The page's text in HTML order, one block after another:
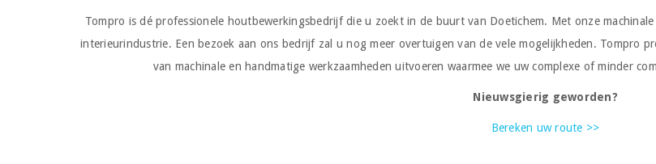
Tompro is dé professionele houtbewerkingsbedrijf die u zoekt in de buurt van Doetichem. Met onze
interieurindustrie. Een bezoek aan ons bedrijf zal u nog meer overtuigen van de vele mogelijkheden. Tompro
van machinale en handmatige werkzaamheden uitvoeren waarmee we uw complexe of minder
Nieuwsgierig geworden?
Bereken uw route >>